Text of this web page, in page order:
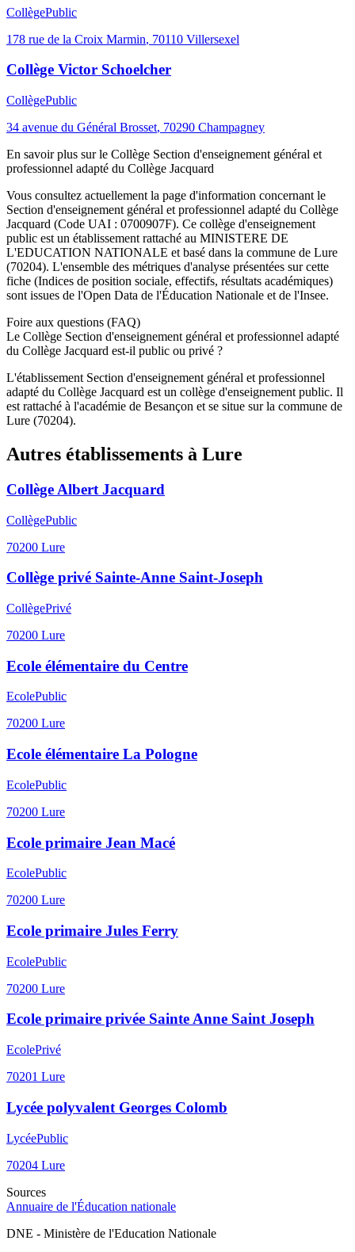
CollègePublic
178 rue de la Croix Marmin, 70110 Villersexel
Collège Victor Schoelcher
CollègePublic
34 avenue du Général Brosset, 70290 Champagney
En savoir plus sur le Collège Section d'enseignement général et
professionnel adapté du Collège Jacquard
Vous consultez actuellement la page d'information concernant le
Section d'enseignement général et professionnel adapté du Collège
Jacquard (Code UAI : 0700907F). Ce collège d'enseignement
public est un établissement rattaché au MINISTERE DE
L'EDUCATION NATIONALE et basé dans la commune de Lure
(70204). L'ensemble des métriques d'analyse présentées sur cette
fiche (Indices de position sociale, effectifs, résultats académiques)
sont issues de l'Open Data de l'Éducation Nationale et de l'Insee.
Foire aux questions (FAQ)
Le Collège Section d'enseignement général et professionnel adapté
du Collège Jacquard est-il public ou privé ?
L'établissement Section d'enseignement général et professionnel
adapté du Collège Jacquard est un collège d'enseignement public. Il
est rattaché à l'académie de Besançon et se situe sur la commune de
Lure (70204).
Autres établissements à Lure
Collège Albert Jacquard
CollègePublic
70200 Lure
Collège privé Sainte-Anne Saint-Joseph
CollègePrivé
70200 Lure
Ecole élémentaire du Centre
EcolePublic
70200 Lure
Ecole élémentaire La Pologne
EcolePublic
70200 Lure
Ecole primaire Jean Macé
EcolePublic
70200 Lure
Ecole primaire Jules Ferry
EcolePublic
70200 Lure
Ecole primaire privée Sainte Anne Saint Joseph
EcolePrivé
70201 Lure
Lycée polyvalent Georges Colomb
LycéePublic
70204 Lure
Sources
Annuaire de l'Éducation nationale
DNE - Ministère de l'Education Nationale